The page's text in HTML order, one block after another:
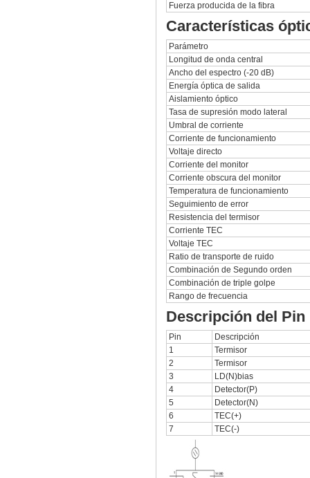
Fuerza producida de la fibra
Características
Parámetro
Longitud de onda central
Ancho del espectro (-20 dB)
Energía óptica de salida
Aislamiento óptico
Tasa de supresión modo lateral
Umbral de corriente
Corriente de funcionamiento
Voltaje directo
Corriente del monitor
Corriente obscura del monitor
Temperatura de funcionamiento
Seguimiento de error
Resistencia del termisor
Corriente TEC
Voltaje TEC
Ratio de transporte de ruido
Combinación de Segundo orden
Combinación de triple golpe
Rango de frecuencia
Descripción del Pin
Pin
Descripción
1
Termisor
2
Termisor
3
LD(N)bias
4
Detector(P)
5
Detector(N)
6
TEC(+)
7
TEC(-)